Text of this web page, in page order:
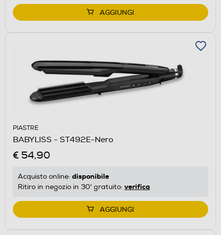
AGGIUNGI
PIASTRE
BABYLISS - ST492E-Nero
€ 54,90
Acquisto online: disponibile
Ritiro in negozio in 30' gratuito: verifica
AGGIUNGI